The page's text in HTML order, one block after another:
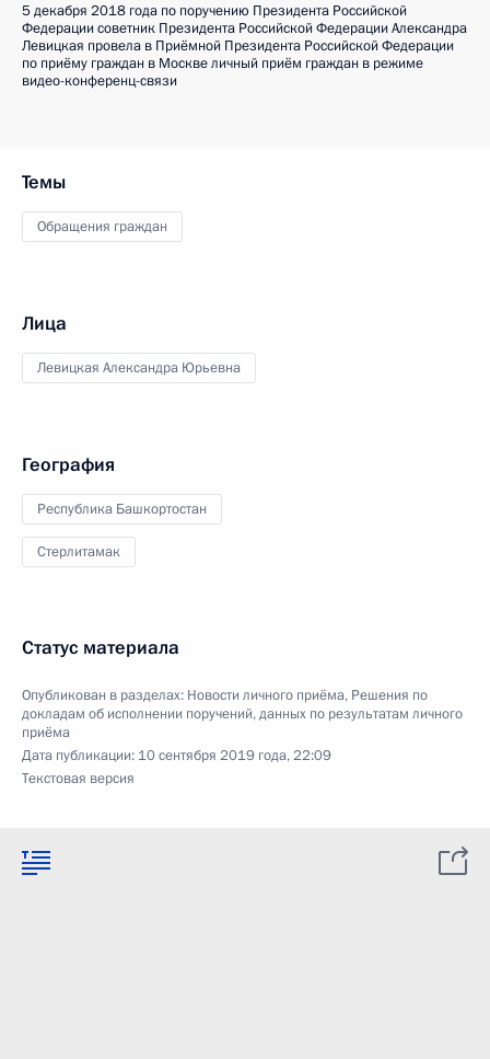
5 декабря 2018 года по поручению Президента Российской
Федерации советник Президента Российской Федерации Александра
Левицкая провела в Приёмной Президента Российской Федерации
по приёму граждан в Москве личный приём граждан в режиме
видео-конференц-связи
Темы
Обращения граждан
Лица
Левицкая Александра Юрьевна
География
Республика Башкортостан
Стерлитамак
Статус материала
Опубликован в разделах: Новости личного приёма, Решения по
докладам об исполнении поручений, данных по результатам личного
приёма
Дата публикации: 10 сентября 2019 года, 22:09
Текстовая версия